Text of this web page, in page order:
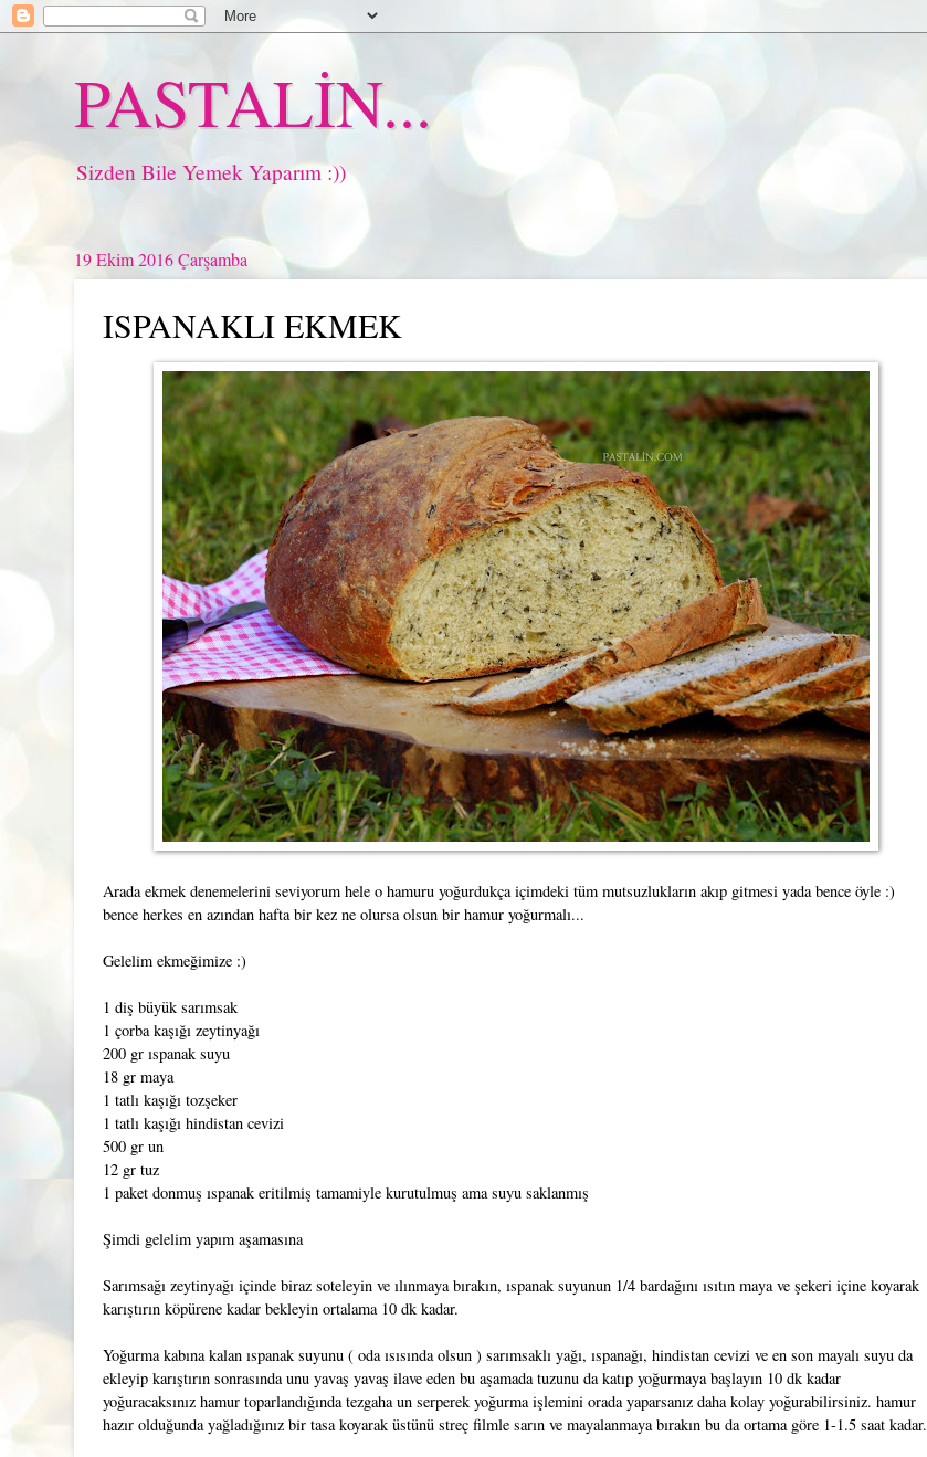
PASTALİN...
Sizden Bile Yemek Yaparım :))
19 Ekim 2016 Çarşamba
ISPANAKLI EKMEK
Arada ekmek denemelerini seviyorum hele o hamuru yoğurdukça içimdeki tüm mutsuzlukların akıp gitmesi yada bence öyle :)
bence herkes en azından hafta bir kez ne olursa olsun bir hamur yoğurmalı...
Gelelim ekmeğimize :)
1 diş büyük sarımsak
1 çorba kaşığı zeytinyağı
200 gr ıspanak suyu
18 gr maya
1 tatlı kaşığı tozşeker
1 tatlı kaşığı hindistan cevizi
500 gr un
12 gr tuz
1 paket donmuş ıspanak eritilmiş tamamiyle kurutulmuş ama suyu saklanmış
Şimdi gelelim yapım aşamasına
Sarımsağı zeytinyağı içinde biraz soteleyin ve ılınmaya bırakın, ıspanak suyunun 1/4 bardağını ısıtın maya ve şekeri içine koyarak
karıştırın köpürene kadar bekleyin ortalama 10 dk kadar.
Yoğurma kabına kalan ıspanak suyunu ( oda ısısında olsun ) sarımsaklı yağı, ıspanağı, hindistan cevizi ve en son mayalı suyu da
ekleyip karıştırın sonrasında unu yavaş yavaş ilave eden bu aşamada tuzunu da katıp yoğurmaya başlayın 10 dk kadar
yoğuracaksınız hamur toparlandığında tezgaha un serperek yoğurma işlemini orada yaparsanız daha kolay yoğurabilirsiniz. hamur
hazır olduğunda yağladığınız bir tasa koyarak üstünü streç filmle sarın ve mayalanmaya bırakın bu da ortama göre 1-1.5 saat kadar.